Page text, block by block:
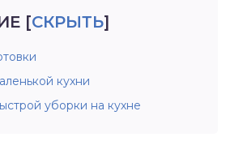
[СКРЫТЬ]
кухни
уборки на кухне